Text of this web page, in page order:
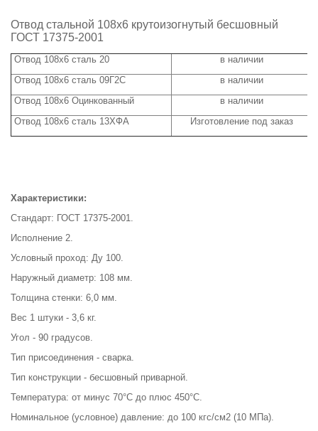
Отвод стальной 108х6 крутоизогнутый бесшовный
ГОСТ 17375-2001
Отвод 108х6 сталь 20 в наличии
Отвод 108х6 сталь 09Г2С
в наличии
Отвод 108х6 Оцинкованный
в наличии
Отвод 108х6 сталь 13ХФА
Изготовление под заказ
Характеристики:
Стандарт: ГОСТ 17375-2001.
Исполнение 2.
Условный проход: Ду 100.
Наружный диаметр: 108 мм.
Толщина стенки: 6,0 мм.
Вес 1 штуки - 3,6 кг.
Угол - 90 градусов.
Тип присоединения - сварка.
Тип конструкции - бесшовный приварной.
Температура: от минус 70°С до плюс 450°С.
Номинальное (условное) давление: до 100 кгс/см2 (10 МПа).